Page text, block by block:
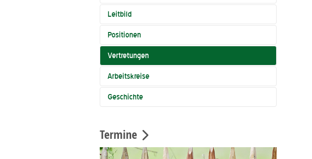
Leitbild
Positionen
Vertretungen
Arbeitskreise
Geschichte
Termine